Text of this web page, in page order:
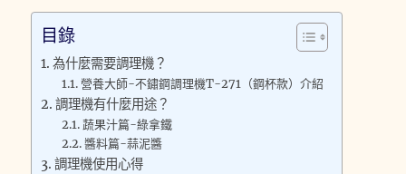
目錄
為什麼需要調理機？
營養大師-不鏽鋼調理機T-271（鋼杯款）介紹
調理機有什麼用途？
蔬果汁篇-綠拿鐵
醬料篇-蒜泥醬
調理機使用心得